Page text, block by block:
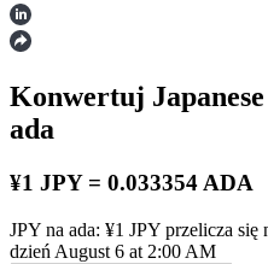
Kontrakty terminowe na
Konwertuj Japanese
ada
¥1 JPY = 0.033354 ADA
JPY na ada: ¥1 JPY przelicza się
dzień August 6 at 2:00 AM